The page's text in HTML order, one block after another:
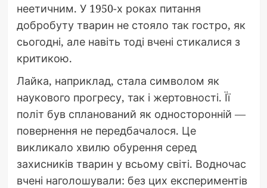
неетичним. У 1950-х роках питання
добробуту тварин не стояло так гостро, як
сьогодні, але навіть тоді вчені стикалися з
критикою.
Лайка, наприклад, стала символом як
наукового прогресу, так і жертовності. Її
політ був спланований як односторонній —
повернення не передбачалося. Це
викликало хвилю обурення серед
захисників тварин у всьому світі. Водночас
вчені наголошували: без цих експериментів